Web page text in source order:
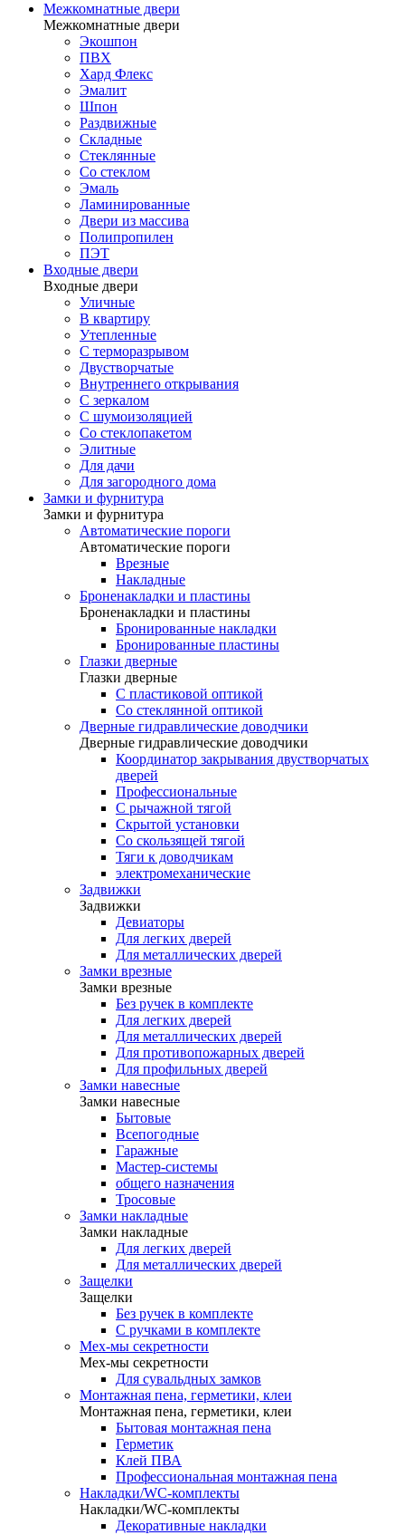
Межкомнатные двери
Межкомнатные двери
Экошпон
ПВХ
Хард Флекс
Эмалит
Шпон
Раздвижные
Складные
Стеклянные
Со стеклом
Эмаль
Ламинированные
Двери из массива
Полипропилен
ПЭТ
Входные двери
Входные двери
Уличные
В квартиру
Утепленные
С терморазрывом
Двустворчатые
Внутреннего открывания
С зеркалом
С шумоизоляцией
Со стеклопакетом
Элитные
Для дачи
Для загородного дома
Замки и фурнитура
Замки и фурнитура
Автоматические пороги
Автоматические пороги
Врезные
Накладные
Броненакладки и пластины
Броненакладки и пластины
Бронированные накладки
Бронированные пластины
Глазки дверные
Глазки дверные
C пластиковой оптикой
Со стеклянной оптикой
Дверные гидравлические доводчики
Дверные гидравлические доводчики
Координатор закрывания двустворчатых
дверей
Профессиональные
С рычажной тягой
Скрытой установки
Со скользящей тягой
Тяги к доводчикам
электромеханические
Задвижки
Задвижки
Девиаторы
Для легких дверей
Для металлических дверей
Замки врезные
Замки врезные
Без ручек в комплекте
Для легких дверей
Для металлических дверей
Для противопожарных дверей
Для профильных дверей
Замки навесные
Замки навесные
Бытовые
Всепогодные
Гаражные
Мастер-системы
общего назначения
Тросовые
Замки накладные
Замки накладные
Для легких дверей
Для металлических дверей
Защелки
Защелки
Без ручек в комплекте
С ручками в комплекте
Мех-мы секретности
Мех-мы секретности
Для сувальдных замков
Монтажная пена, герметики, клеи
Монтажная пена, герметики, клеи
Бытовая монтажная пена
Герметик
Клей ПВА
Профессиональная монтажная пена
Накладки/WC-комплекты
Накладки/WC-комплекты
Декоративные накладки